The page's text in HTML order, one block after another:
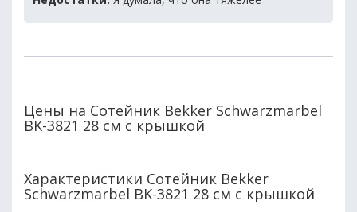
Цены на Сотейник Bekker Schwarzmarbel
BK-3821 28 см с крышкой
Характеристики Сотейник Bekker
Schwarzmarbel BK-3821 28 см с крышкой